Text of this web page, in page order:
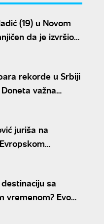
(19) u Novom
da je izvršio
rekorde u Srbiji
važna
juriša na
da oborim
sa
vremenom? Evo
da